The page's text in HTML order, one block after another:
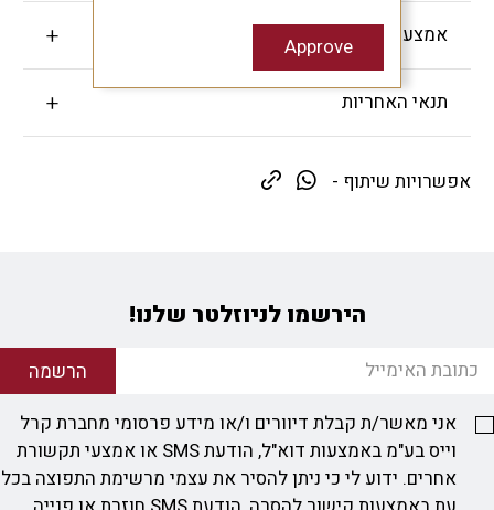
אמצעי תשלום
תנאי האחריות
אפשרויות שיתוף -
הירשמו לניוזלטר שלנו!
הרשמה
אני מאשר/ת קבלת דיוורים ו/או מידע פרסומי מחברת קרל
וייס בע"מ באמצעות דוא"ל, הודעת SMS או אמצעי תקשורת
אחרים. ידוע לי כי ניתן להסיר את עצמי מרשימת התפוצה בכל
Approve